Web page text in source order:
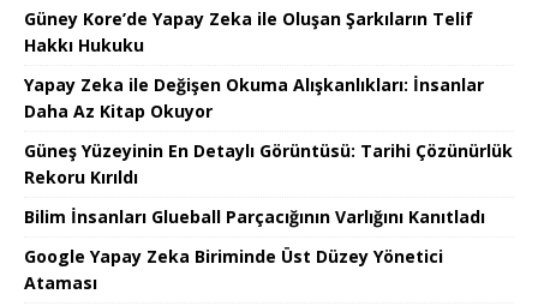
Güney Kore’de Yapay Zeka ile Oluşan Şarkıların Telif
Hakkı Hukuku
Yapay Zeka ile Değişen Okuma Alışkanlıkları: İnsanlar
Daha Az Kitap Okuyor
Güneş Yüzeyinin En Detaylı Görüntüsü: Tarihi Çözünürlük
Rekoru Kırıldı
Bilim İnsanları Glueball Parçacığının Varlığını Kanıtladı
Google Yapay Zeka Biriminde Üst Düzey Yönetici
Ataması